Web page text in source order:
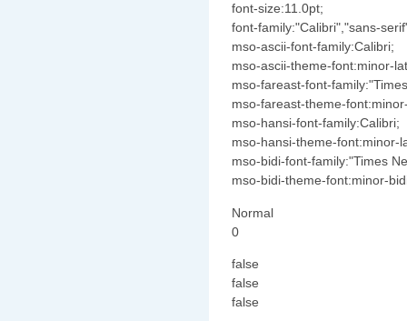
font-size:11.0pt;
font-family:"Calibri","sans-
mso-ascii-font-family:Calibri;
mso-ascii-theme-font:minor-
mso-fareast-font-
mso-fareast-theme-
mso-hansi-font-family:Calibri;
mso-hansi-theme-font:minor-
mso-bidi-font-family:"Times
mso-bidi-theme-font:minor-
Normal
0
false
false
false